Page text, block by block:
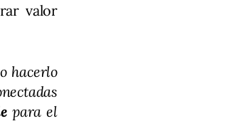
valor
hacerlo
para el